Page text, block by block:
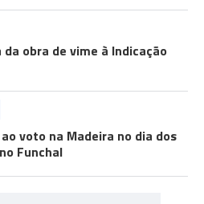
obra de vime à Indicação
voto na Madeira no dia dos
Funchal